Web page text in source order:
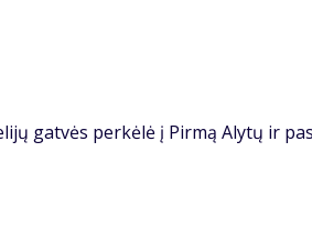
gatvės perkėlė į Pirmą Alytų ir